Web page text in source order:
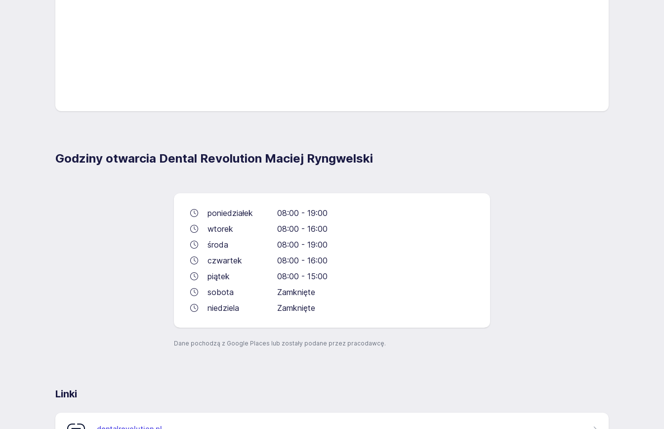
Godziny otwarcia Dental Revolution Maciej Ryngwelski
poniedziałek
08:00 - 19:00
wtorek
08:00 - 16:00
środa
08:00 - 19:00
czwartek
08:00 - 16:00
piątek
08:00 - 15:00
sobota
Zamknięte
niedziela
Zamknięte
Dane pochodzą z Google Places lub zostały podane przez pracodawcę.
Linki